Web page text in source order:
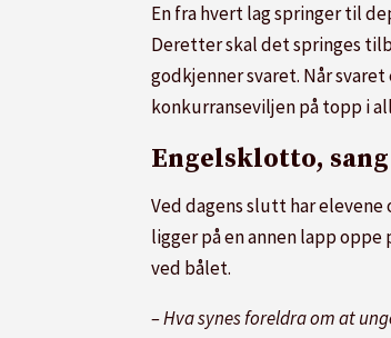
En fra hvert lag springer til
Deretter skal det springes
godkjenner svaret. Når
konkurranseviljen på topp i
Engelsklotto, sang
Ved dagens slutt har
ligger på en annen lapp
ved bålet.
– Hva synes foreldra om at